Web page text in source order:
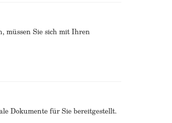
müssen Sie sich mit Ihren
Dokumente für Sie bereitgestellt.